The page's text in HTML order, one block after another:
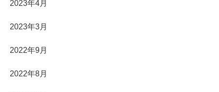
2023年4月
2023年3月
2022年9月
2022年8月